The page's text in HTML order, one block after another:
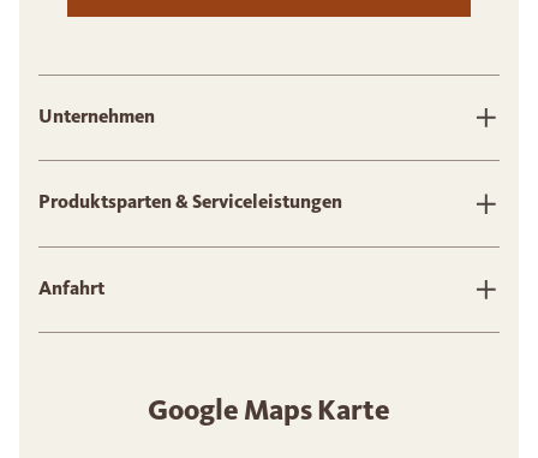
Unternehmen
Produktsparten & Serviceleistungen
Anfahrt
Google Maps Karte